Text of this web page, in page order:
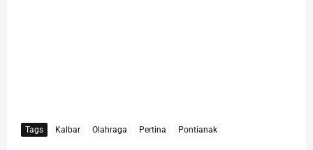
Tags Kalbar Olahraga Pertina Pontianak